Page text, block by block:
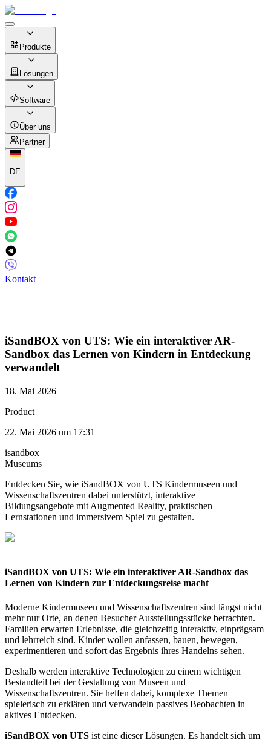
Produkte
Lösungen
Software
Über uns
Partner
DE
Kontakt
iSandBOX von UTS: Wie ein interaktiver AR-
Sandbox das Lernen von Kindern in Entdeckung
verwandelt
18. Mai 2026
Product
22. Mai 2026 um 17:31
isandbox
Museums
Entdecken Sie, wie iSandBOX von UTS Kindermuseen und
Wissenschaftszentren dabei unterstützt, interaktive
Bildungsangebote mit Augmented Reality, praktischen
Lernstationen und immersivem Spiel zu gestalten.
iSandBOX von UTS: Wie ein interaktiver AR-Sandbox das
Lernen von Kindern zur Entdeckungsreise macht
Moderne Kindermuseen und Wissenschaftszentren sind längst nicht
mehr nur Orte, an denen Besucher Ausstellungsstücke betrachten.
Familien erwarten Erlebnisse, die gleichzeitig interaktiv, einprägsam
und lehrreich sind. Kinder wollen anfassen, bauen, bewegen,
experimentieren und sofort das Ergebnis ihres Handelns sehen.
Deshalb werden interaktive Technologien zu einem wichtigen
Bestandteil bei der Gestaltung von Museen und
Wissenschaftszentren. Sie helfen dabei, komplexe Themen
spielerisch zu erklären und verwandeln passives Beobachten in
aktives Entdecken.
iSandBOX von UTS ist eine dieser Lösungen. Es handelt sich um